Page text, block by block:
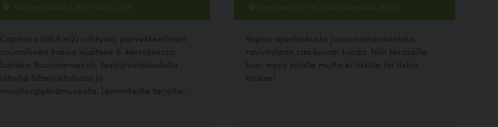
Kapteeninaukio 3, 15140 Lahti, Lahti
Capitano (56,5 m2) viihtyisä, parvekkeellinen
saunallinen kaksio sijaitsee 5. kerroksessa
Lahden Ruoriniemessä, Vesijärvinäköalalla
lähellä Sibeliustalossa ja
moottoripyörämuseota. Lemmikeille tarjolla...
Joensuunraitti 44, 01150 Söderkulla, Sipoo
Vapaa-ajanlaskusta jossa rantaravintola,
ravintolaan saa koiran tuoda. Niin terassille
kuin myös sisälle mutta ei tiskille tai tiskin
taakse!